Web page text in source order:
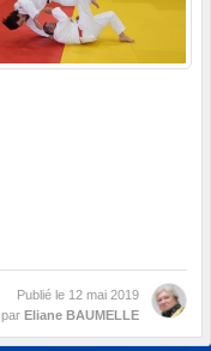
Publié le 12 mai 2019
par Eliane BAUMELLE